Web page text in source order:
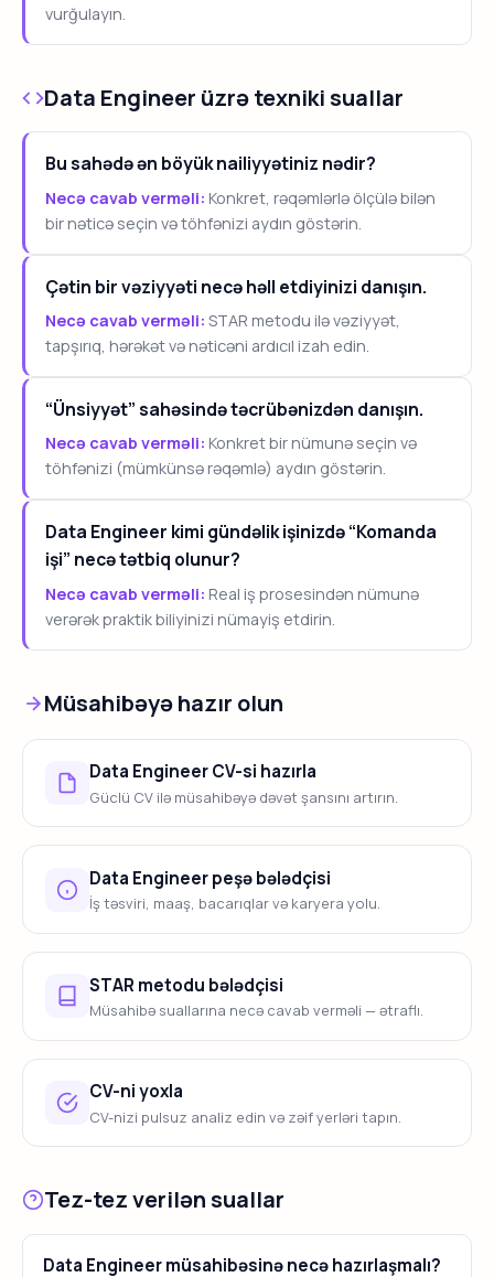
vurğulayın.
Data Engineer üzrə texniki suallar
Bu sahədə ən böyük nailiyyətiniz nədir?
Necə cavab verməli: Konkret, rəqəmlərlə ölçülə bilən
bir nəticə seçin və töhfənizi aydın göstərin.
Çətin bir vəziyyəti necə həll etdiyinizi danışın.
Necə cavab verməli: STAR metodu ilə vəziyyət,
tapşırıq, hərəkət və nəticəni ardıcıl izah edin.
“Ünsiyyət” sahəsində təcrübənizdən danışın.
Necə cavab verməli: Konkret bir nümunə seçin və
töhfənizi (mümkünsə rəqəmlə) aydın göstərin.
Data Engineer kimi gündəlik işinizdə “Komanda
işi” necə tətbiq olunur?
Necə cavab verməli: Real iş prosesindən nümunə
verərək praktik biliyinizi nümayiş etdirin.
Müsahibəyə hazır olun
Data Engineer CV-si hazırla
Güclü CV ilə müsahibəyə dəvət şansını artırın.
Data Engineer peşə bələdçisi
İş təsviri, maaş, bacarıqlar və karyera yolu.
STAR metodu bələdçisi
Müsahibə suallarına necə cavab verməli — ətraflı.
CV-ni yoxla
CV-nizi pulsuz analiz edin və zəif yerləri tapın.
Tez-tez verilən suallar
Data Engineer müsahibəsinə necə hazırlaşmalı?